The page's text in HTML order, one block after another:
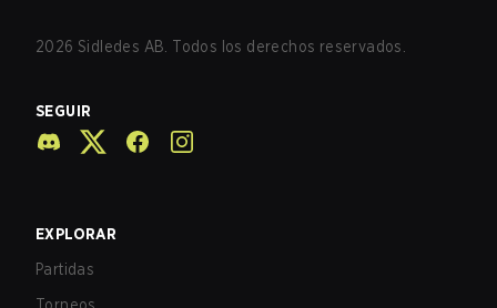
2026 Sidledes AB. Todos los derechos reservados.
SEGUIR
EXPLORAR
Partidas